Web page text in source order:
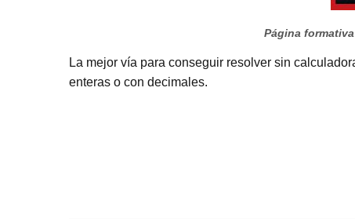
Página
La mejor vía para conseguir resolver sin
enteras o con decimales.